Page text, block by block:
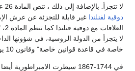
لا تتجزأ. بالإضافة إلى ذلك ، تنص المادة 26 على أنه "
دوقية لفنلندا غير قابلة للتجزئة عن عرش
لا يتجزأ من الدولة الروسية، في شؤونها
خاصة في قاعدة قوانين خاصة" وقانون 10 يونيو 1910
في 1744-1867 سيطرت الامبراطورية أيضا على ما يسمى